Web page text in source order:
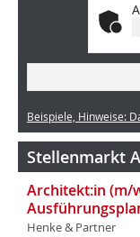
Beispiele, Hinweise:
Stellenmarkt
Architekt:in (m/
Henke & Partner